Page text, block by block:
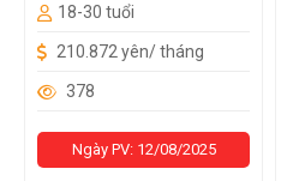
18-30 tuổi
210.872 yên/ tháng
378
Ngày PV: 12/08/2025